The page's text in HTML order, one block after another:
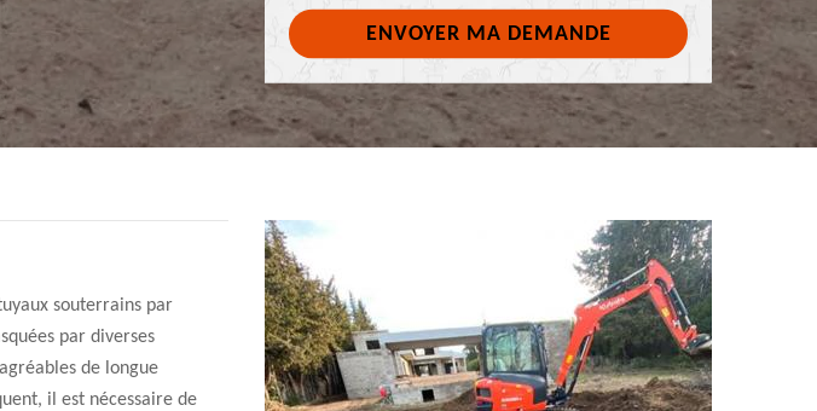
souterrains par
par diverses
de longue
il est nécessaire de